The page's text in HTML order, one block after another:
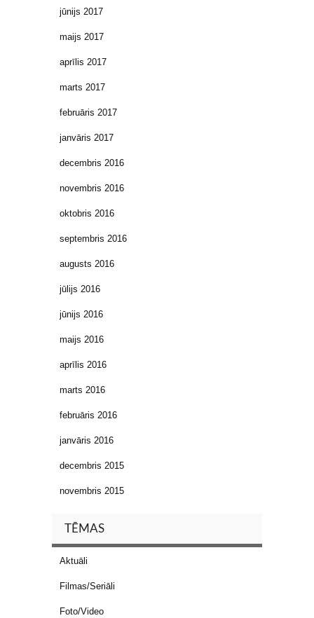
jūnijs 2017
maijs 2017
aprīlis 2017
marts 2017
februāris 2017
janvāris 2017
decembris 2016
novembris 2016
oktobris 2016
septembris 2016
augusts 2016
jūlijs 2016
jūnijs 2016
maijs 2016
aprīlis 2016
marts 2016
februāris 2016
janvāris 2016
decembris 2015
novembris 2015
TĒMAS
Aktuāli
Filmas/Seriāli
Foto/Video